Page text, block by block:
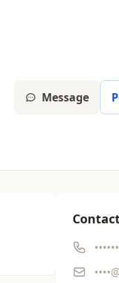
Message